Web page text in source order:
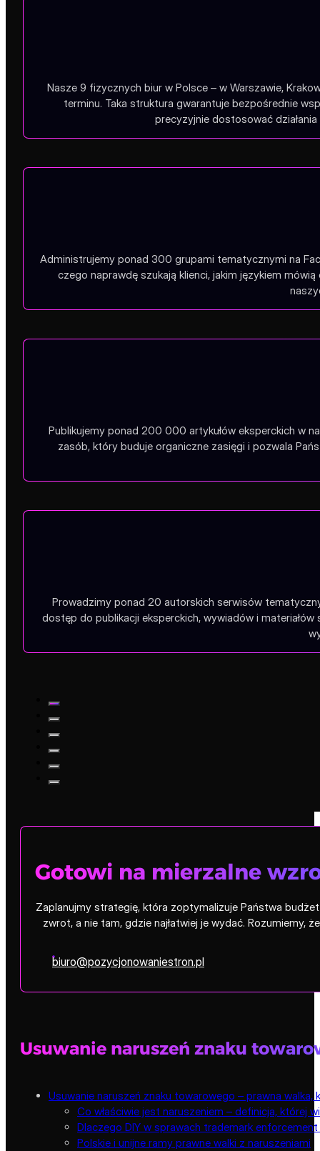
Nasze 9 fizycznych biur w Polsce – w Warszawie,
terminu. Taka struktura gwarantuje bezpośrednie
precyzyjnie dostosować
Administrujemy ponad 300 grupami tematycznymi na
czego naprawdę szukają klienci, jakim językiem
Publikujemy ponad 200 000 artykułów eksperckich w
zasób, który buduje organiczne zasięgi i pozwala
Prowadzimy ponad 20 autorskich serwisów
dostęp do publikacji eksperckich, wywiadów i
Gotowi na mierzalne
Zaplanujmy strategię, która zoptymalizuje Państwa
zwrot, a nie tam, gdzie najłatwiej je wydać.
biuro@pozycjonowaniestron.pl
Usuwanie naruszeń znaku
Usuwanie naruszeń znaku towarowego – prawna
Co właściwie jest naruszeniem – definicja, której
Dlaczego DIY w sprawach trademark enforcement
Polskie i unijne ramy prawne walki z naruszeniami